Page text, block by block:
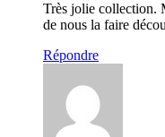
Très jolie collection.
de nous la faire
Répondre